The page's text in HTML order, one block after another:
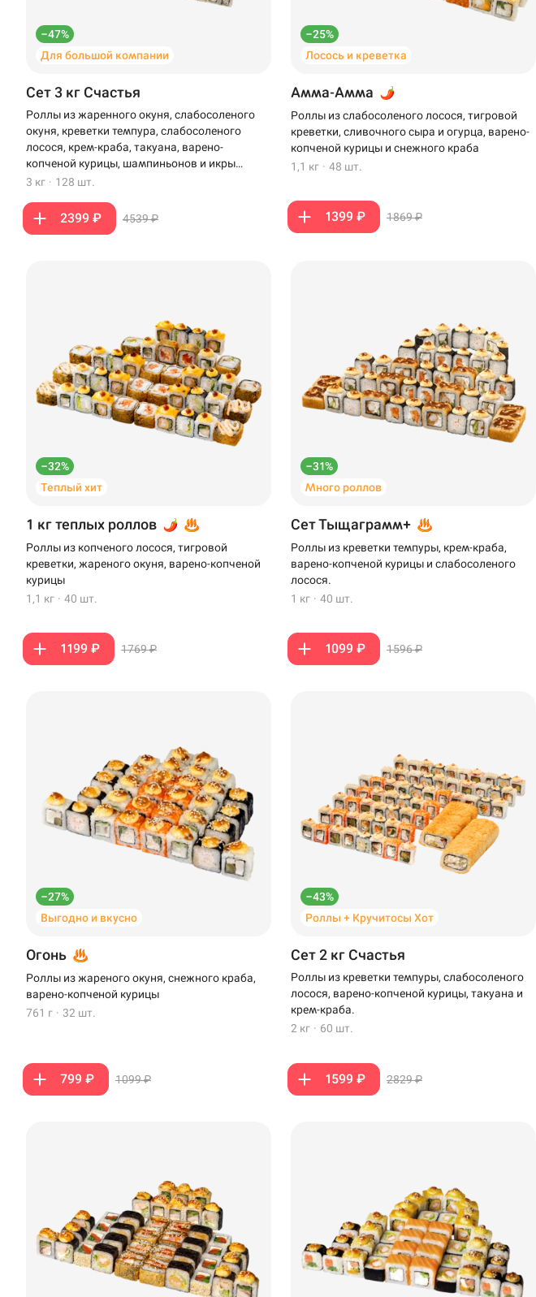
–47%
Для большой компании
Сет 3 кг Счастья
Роллы из жаренного окуня, слабосоленого
окуня, креветки темпура, слабосоленого
лосося, крем-краба, такуана, варено-
копченой курицы, шампиньонов и икры
масаго
3 кг · 128 шт.
2399 ₽ 4539 ₽
–25%
Лосось и креветка
Амма-Амма
Роллы из слабосоленого лосося, тигровой
креветки, сливочного сыра и огурца, варено-
копченой курицы и снежного краба
1,1 кг · 48 шт.
1399 ₽ 1869 ₽
–32%
Теплый хит
1 кг теплых роллов
Роллы из копченого лосося, тигровой
креветки, жареного окуня, варено-копченой
курицы
1,1 кг · 40 шт.
1199 ₽ 1769 ₽
–31%
Много роллов
Сет Тыщаграмм+
Роллы из креветки темпуры, крем-краба,
варено-копченой курицы и слабосоленого
лосося.
1 кг · 40 шт.
1099 ₽ 1596 ₽
–27%
Выгодно и вкусно
Огонь
Роллы из жареного окуня, снежного краба,
варено-копченой курицы
761 г · 32 шт.
799 ₽ 1099 ₽
–43%
Роллы + Кручитосы Хот
Сет 2 кг Счастья
Роллы из креветки темпуры, слабосоленого
лосося, варено-копченой курицы, такуана и
крем-краба.
2 кг · 60 шт.
1599 ₽ 2829 ₽
Уренгой
Уфа
199 ₽
Доставка Самовывоз
Выбрать ресторан